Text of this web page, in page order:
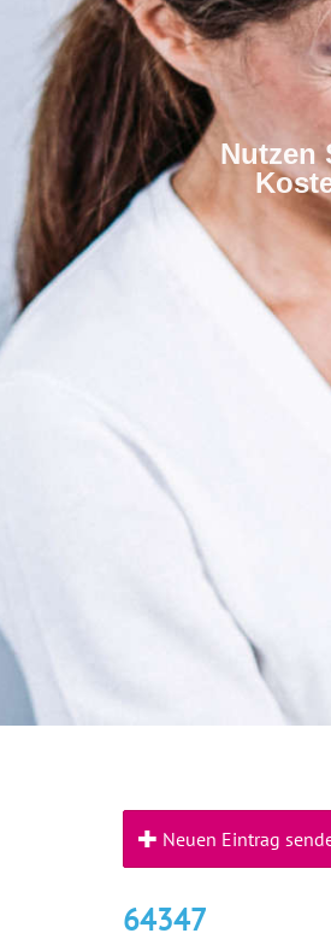
Nutzen
Neuen Eintrag
64347